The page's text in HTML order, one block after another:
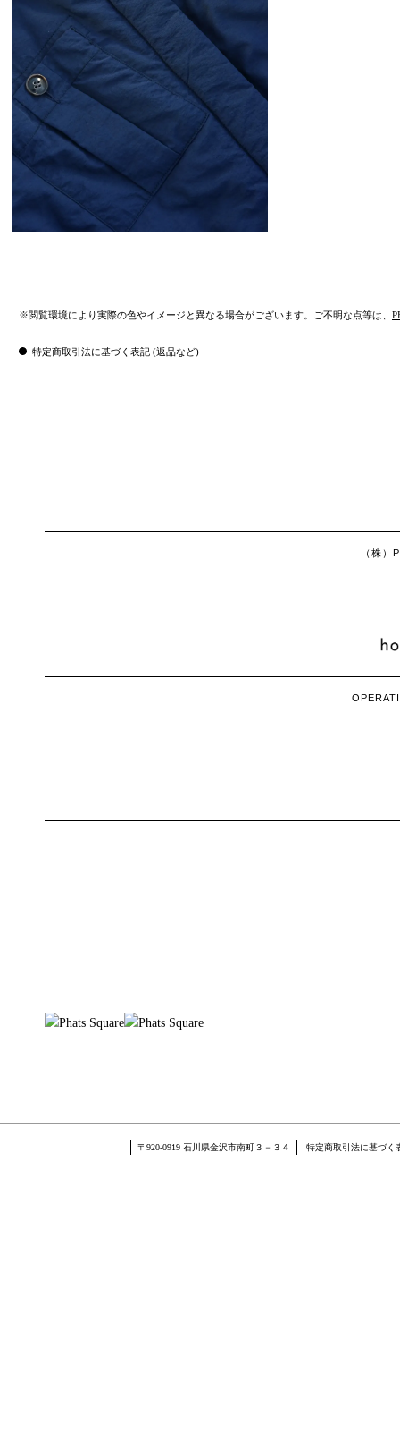
※閲覧環境により実際の色やイメージと異なる場合がございます。ご不明な点等は、
特定商取引法に基づく表記 (返品など)
（株
〒920-0919 石川県金沢市南町３－３４ 特定商取引法に基づく